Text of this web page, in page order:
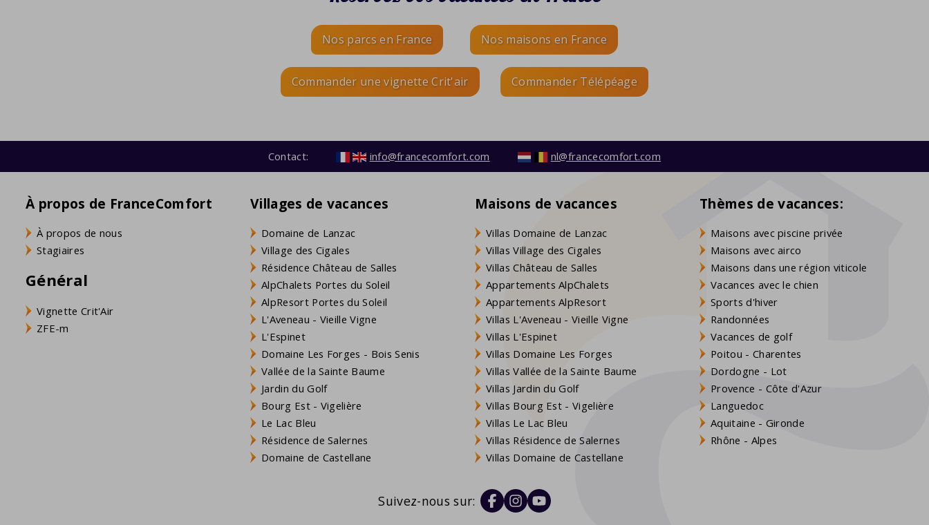
Nos parcs en France Nos maisons en France
Commander une vignette Crit'air Commander Télépéage
Contact: info@francecomfort.com nl@francecomfort.com
À propos de FranceComfort
À propos de nous
Stagiaires
Général
Vignette Crit'Air
ZFE-m
Villages de vacances
Domaine de Lanzac
Village des Cigales
Résidence Château de Salles
AlpChalets Portes du Soleil
AlpResort Portes du Soleil
L'Aveneau - Vieille Vigne
L'Espinet
Domaine Les Forges - Bois Senis
Vallée de la Sainte Baume
Jardin du Golf
Bourg Est - Vigelière
Le Lac Bleu
Résidence de Salernes
Domaine de Castellane
Maisons de vacances
Villas Domaine de Lanzac
Villas Village des Cigales
Villas Château de Salles
Appartements AlpChalets
Appartements AlpResort
Villas L'Aveneau - Vieille Vigne
Villas L'Espinet
Villas Domaine Les Forges
Villas Vallée de la Sainte Baume
Villas Jardin du Golf
Villas Bourg Est - Vigelière
Villas Le Lac Bleu
Villas Résidence de Salernes
Villas Domaine de Castellane
Thèmes de vacances:
Maisons avec piscine privée
Maisons avec airco
Maisons dans une région viticole
Vacances avec le chien
Sports d'hiver
Randonnées
Vacances de golf
Poitou - Charentes
Dordogne - Lot
Provence - Côte d'Azur
Languedoc
Aquitaine - Gironde
Rhône - Alpes
Suivez-nous sur: